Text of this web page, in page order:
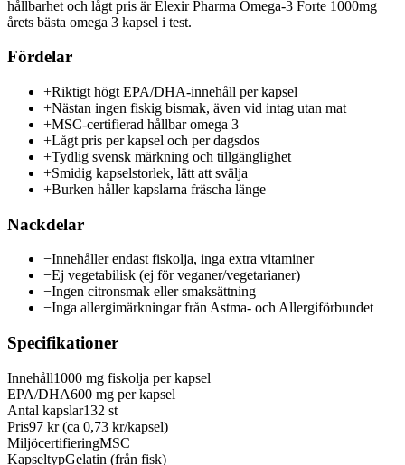
hållbarhet och lågt pris är Elexir Pharma Omega-3 Forte 1000mg
årets bästa omega 3 kapsel i test.
Fördelar
+Riktigt högt EPA/DHA-innehåll per kapsel
+Nästan ingen fiskig bismak, även vid intag utan mat
+MSC-certifierad hållbar omega 3
+Lågt pris per kapsel och per dagsdos
+Tydlig svensk märkning och tillgänglighet
+Smidig kapselstorlek, lätt att svälja
+Burken håller kapslarna fräscha länge
Nackdelar
−Innehåller endast fiskolja, inga extra vitaminer
−Ej vegetabilisk (ej för veganer/vegetarianer)
−Ingen citronsmak eller smaksättning
−Inga allergimärkningar från Astma- och Allergiförbundet
Specifikationer
Innehåll1000 mg fiskolja per kapsel
EPA/DHA600 mg per kapsel
Antal kapslar132 st
Pris97 kr (ca 0,73 kr/kapsel)
MiljöcertifieringMSC
KapseltypGelatin (från fisk)